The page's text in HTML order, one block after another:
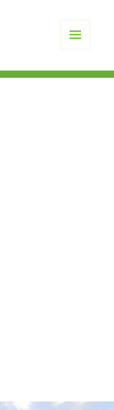
WIDGETS